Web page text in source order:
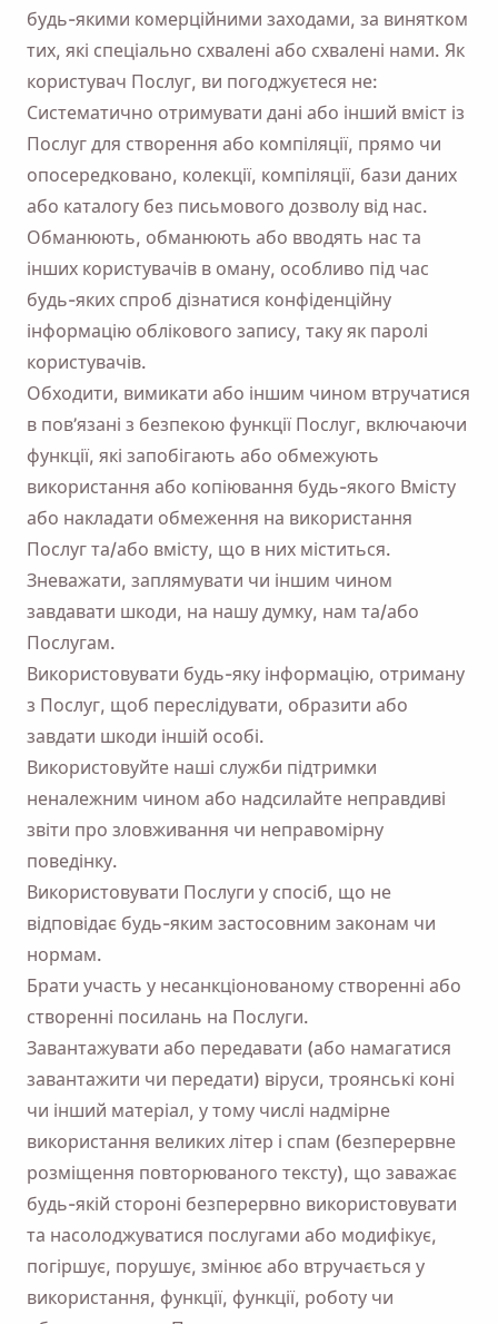
будь-якими комерційними заходами, за винятком
тих, які спеціально схвалені або схвалені нами. Як
користувач Послуг, ви погоджуєтеся не:
Систематично отримувати дані або інший вміст із
Послуг для створення або компіляції, прямо чи
опосередковано, колекції, компіляції, бази даних
або каталогу без письмового дозволу від нас.
Обманюють, обманюють або вводять нас та
інших користувачів в оману, особливо під час
будь-яких спроб дізнатися конфіденційну
інформацію облікового запису, таку як паролі
користувачів.
Обходити, вимикати або іншим чином втручатися
в пов’язані з безпекою функції Послуг, включаючи
функції, які запобігають або обмежують
використання або копіювання будь-якого Вмісту
або накладати обмеження на використання
Послуг та/або вмісту, що в них міститься.
Зневажати, заплямувати чи іншим чином
завдавати шкоди, на нашу думку, нам та/або
Послугам.
Використовувати будь-яку інформацію, отриману
з Послуг, щоб переслідувати, образити або
завдати шкоди іншій особі.
Використовуйте наші служби підтримки
неналежним чином або надсилайте неправдиві
звіти про зловживання чи неправомірну
поведінку.
Використовувати Послуги у спосіб, що не
відповідає будь-яким застосовним законам чи
нормам.
Брати участь у несанкціонованому створенні або
створенні посилань на Послуги.
Завантажувати або передавати (або намагатися
завантажити чи передати) віруси, троянські коні
чи інший матеріал, у тому числі надмірне
використання великих літер і спам (безперервне
розміщення повторюваного тексту), що заважає
будь-якій стороні безперервно використовувати
та насолоджуватися послугами або модифікує,
погіршує, порушує, змінює або втручається у
використання, функції, функції, роботу чи